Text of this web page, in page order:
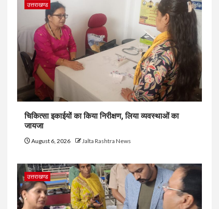
उत्तराखण्ड
चिकित्सा इकाईयों का किया निरीक्षण, लिया व्यवस्थाओं का
जायजा
August 6, 2026 Jalta Rashtra News
उत्तराखण्ड